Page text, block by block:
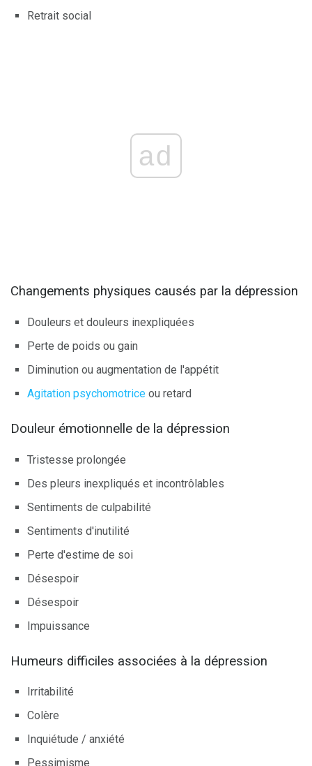
Retrait social
ad
Changements physiques causés par la dépression
Douleurs et douleurs inexpliquées
Perte de poids ou gain
Diminution ou augmentation de l'appétit
Agitation psychomotrice ou retard
Douleur émotionnelle de la dépression
Tristesse prolongée
Des pleurs inexpliqués et incontrôlables
Sentiments de culpabilité
Sentiments d'inutilité
Perte d'estime de soi
Désespoir
Désespoir
Impuissance
Humeurs difficiles associées à la dépression
Irritabilité
Colère
Inquiétude / anxiété
Pessimisme